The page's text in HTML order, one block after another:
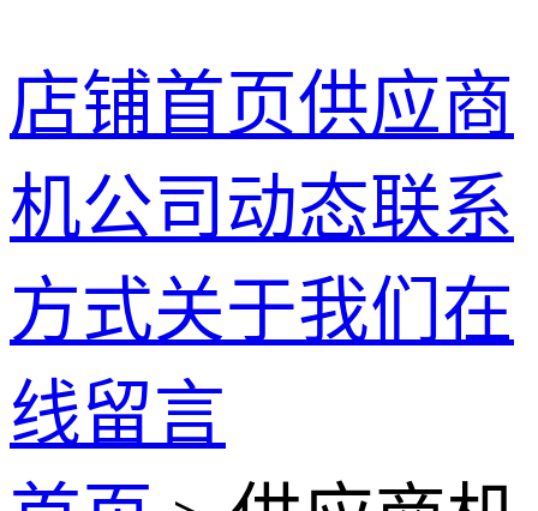
店铺首页供应商
机公司动态联系
方式关于我们 在
线留言